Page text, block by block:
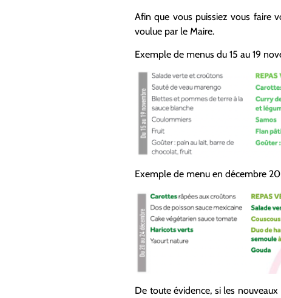
Afin que vous puissiez vous faire
voulue par le Maire.
Exemple de menus du 15 au 19
Exemple de menu en décembre
De toute évidence, si les